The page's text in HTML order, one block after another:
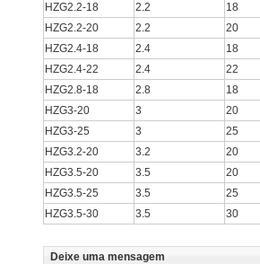
HZG2.2-18
2.2
18
HZG2.2-20
2.2
20
HZG2.4-18
2.4
18
HZG2.4-22
2.4
22
HZG2.8-18
2.8
18
HZG3-20
3
20
HZG3-25
3
25
HZG3.2-20
3.2
20
HZG3.5-20
3.5
20
HZG3.5-25
3.5
25
HZG3.5-30
3.5 30
Deixe uma mensagem